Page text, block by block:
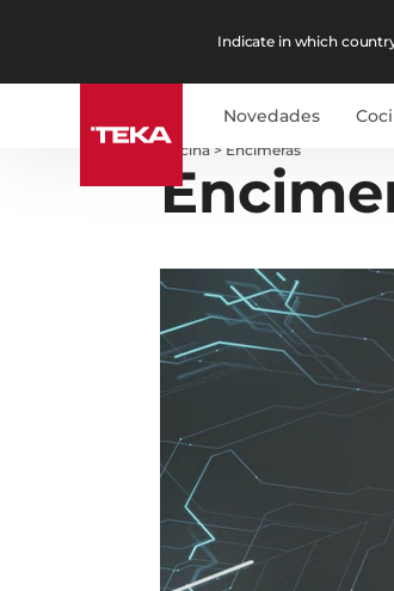
Indicate in which
Novedades
Cocina > Encimeras